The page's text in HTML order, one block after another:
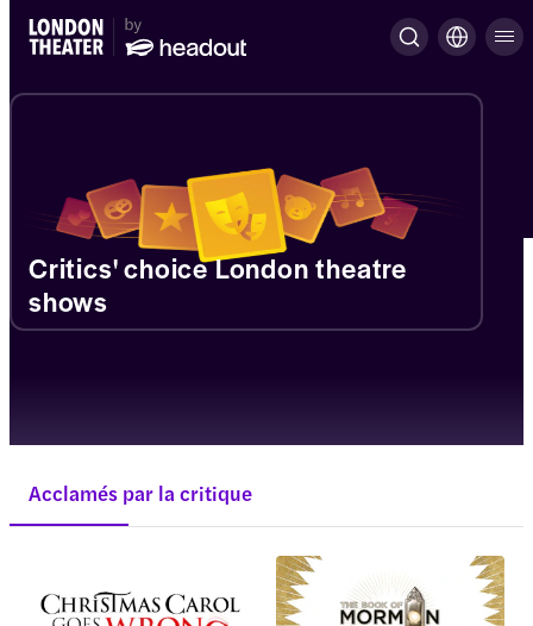
Critics' choice London theatre
shows
Acclamés par la critique